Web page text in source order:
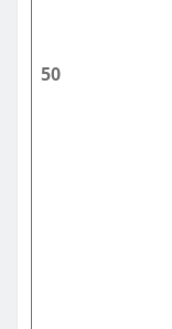
50